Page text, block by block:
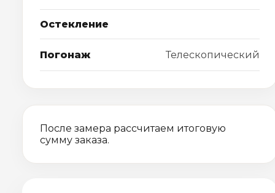
Остекление
Погонаж Телескопический
После замера рассчитаем итоговую
сумму заказа.